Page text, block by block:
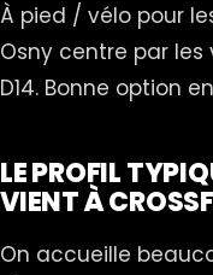
À pied / vélo pour
Osny centre par
D14. Bonne option
LE PROFIL
VIENT À
On accueille